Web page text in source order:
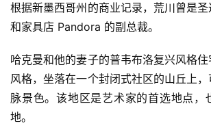
根据新墨西哥州的商业记录，荒川曾是
和家具店 Pandora 的副总裁。
哈克曼和他的妻子的普韦布洛复兴风格
风格，坐落在一个封闭式社区的山丘上
脉景色。该地区是艺术家的首选地点，
地。